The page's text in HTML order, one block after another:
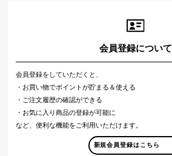
会員登録について
会員登録をしていただくと、
・お買い物でポイントが貯まる＆使える
・ご注文履歴の確認ができる
・お気に入り商品の登録が可能に
など、便利な機能をご利用いただけます。
新規会員登録はこちら